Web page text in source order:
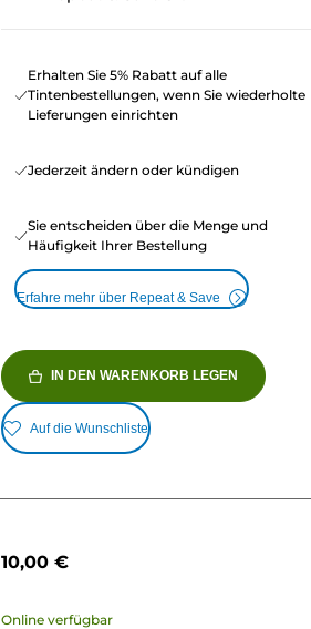
Erhalten Sie 5% Rabatt auf alle
Tintenbestellungen, wenn Sie wiederholte
Lieferungen einrichten
Jederzeit ändern oder kündigen
Sie entscheiden über die Menge und
Häufigkeit Ihrer Bestellung
Erfahre mehr über Repeat & Save
IN DEN WARENKORB LEGEN
Auf die Wunschliste
10,00 €
Online verfügbar